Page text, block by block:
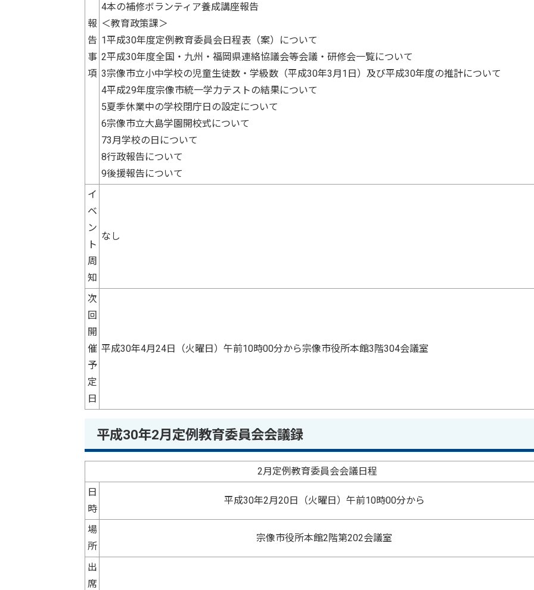
報
告
事
項
4本の補修ボランティア養成講座報告
＜教育政策課＞
1平成30年度定例教育委員会日程表（案）について
2平成30年度全国・九州・福岡県連絡協議会等会議・研修会一覧について
3宗像市立小中学校の児童生徒数・学級数（平成30年3月1日）及び平成30年度の推計について
4平成29年度宗像市統一学力テストの結果について
5夏季休業中の学校閉庁日の設定について
6宗像市立大島学園開校式について
73月学校の日について
8行政報告について
9後援報告について
イ
ベ
ン
ト
周
知
なし
次
回
開
催
予
定
日
平成30年4月24日（火曜日）午前10時00分から宗像市役所本館3階304会議室
平成30年2月定例教育委員会会議録
2月定例教育委員会会議日程
日
時
平成30年2月20日（火曜日）午前10時00分から
場
所
宗像市役所本館2階第202会議室
出
席